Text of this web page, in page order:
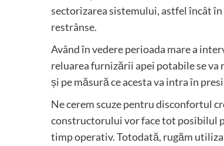
sectorizarea sistemului, astfel încât
restrânse.
Având în vedere perioada mare a
reluarea furnizării apei potabile se va
și pe măsură ce acesta va intra în
Ne cerem scuze pentru disconfortul
constructorului vor face tot posibilul
timp operativ. Totodată, rugăm